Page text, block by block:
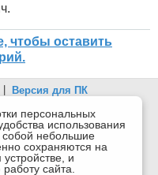
чтобы оставить
Версия для ПК
tv29.ru
the GNU General Public
Joomla!
персональных
использования
небольшие
сохраняются на
и
сайта.